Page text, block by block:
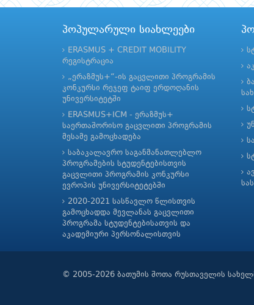
პოპულარული სიახლეები
ERASMUS + CREDIT MOBILITY
რეგისტრაცია
„ერაზმუს+“-ის გაცვლითი პროგრამის
კონკურსი რეჯეფ ტაიფ ერდოღანის
უნივერსიტეტში
ERASMUS+ICM - ერაზმუს+
საერთაშორისო გაცვლითი პროგრამის
მესამე გამოცხადება
საბაკალავრო საგანმანათლებლო
პროგრამების სტუდენტებისთვის
გაცვლითი პროგრამის კონკურსი
ევროპის უნივერსიტეტებში
2020-2021 სასწავლო წლისთვის
გამოცხადდა მევლანას გაცვლითი
პროგრამა სტუდენტებისათვის და
აკადემიური პერსონალისთვის
© 2005-2026 ბათუმის შოთა რუსთაველის